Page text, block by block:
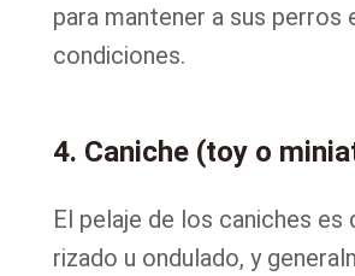
para mantener a sus perros
condiciones.
4. Caniche (toy o
El pelaje de los caniches es
rizado u ondulado, y